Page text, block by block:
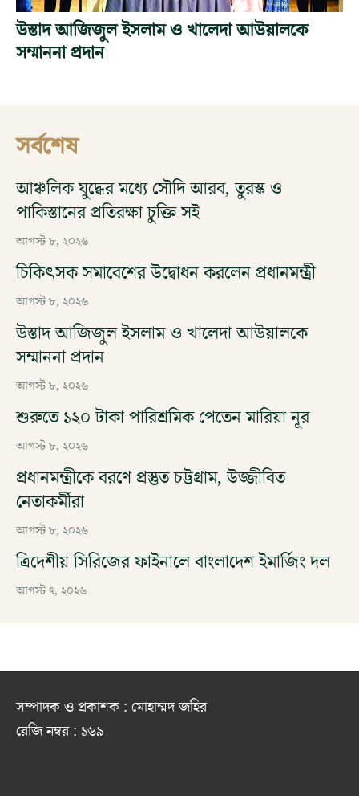
উস্তাদ আজিজুল ইসলাম ও খালেদা আউয়ালকে
সম্মাননা প্রদান
সর্বশেষ
আঞ্চলিক যুদ্ধের মধ্যে সৌদি আরব, তুরস্ক ও
পাকিস্তানের প্রতিরক্ষা চুক্তি সই
আগস্ট ৮, ২০২৬
চিকিৎসক সমাবেশের উদ্বোধন করলেন প্রধানমন্ত্রী
আগস্ট ৮, ২০২৬
উস্তাদ আজিজুল ইসলাম ও খালেদা আউয়ালকে
সম্মাননা প্রদান
আগস্ট ৮, ২০২৬
শুরুতে ১২০ টাকা পারিশ্রমিক পেতেন মারিয়া নূর
আগস্ট ৮, ২০২৬
প্রধানমন্ত্রীকে বরণে প্রস্তুত চট্টগ্রাম, উজ্জীবিত
নেতাকর্মীরা
আগস্ট ৮, ২০২৬
ত্রিদেশীয় সিরিজের ফাইনালে বাংলাদেশ ইমার্জিং দল
আগস্ট ৭, ২০২৬
সম্পাদক ও প্রকাশক : মোহাম্মদ জহির
রেজি নম্বর : ১৬৯